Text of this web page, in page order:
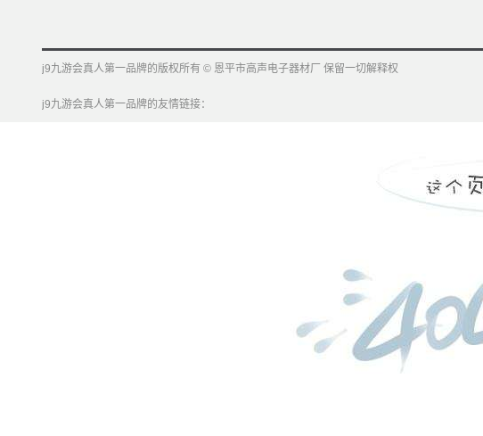
j9九游会真人第一品牌的版权所有 © 恩平市高声电子器材厂 保留一切解释权
j9九游会真人第一品牌的友情链接：